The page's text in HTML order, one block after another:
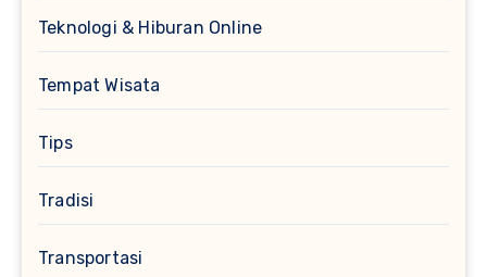
Teknologi & Hiburan Online
Tempat Wisata
Tips
Tradisi
Transportasi